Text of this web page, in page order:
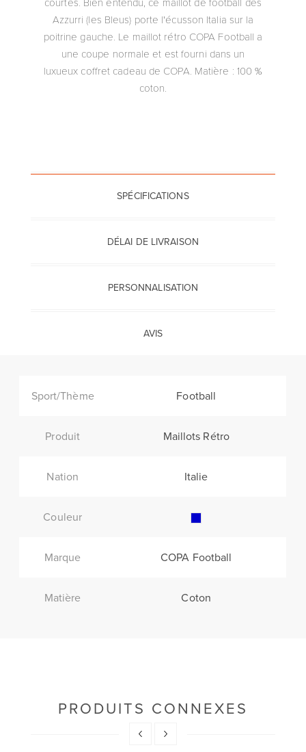
Azzurri (les Bleus) porte l'écusson Italia sur la
poitrine gauche. Le maillot rétro COPA Football a
une coupe normale et est fourni dans un
luxueux coffret cadeau de COPA. Matière : 100 %
coton.
SPÉCIFICATIONS
DÉLAI DE LIVRAISON
PERSONNALISATION
AVIS
Sport/Thème Football
Produit Maillots Rétro
Nation Italie
Couleur
Marque COPA Football
Matière Coton
PRODUITS CONNEXES